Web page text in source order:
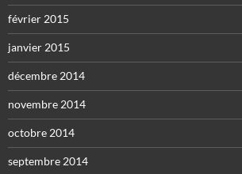
février 2015
janvier 2015
décembre 2014
novembre 2014
octobre 2014
septembre 2014